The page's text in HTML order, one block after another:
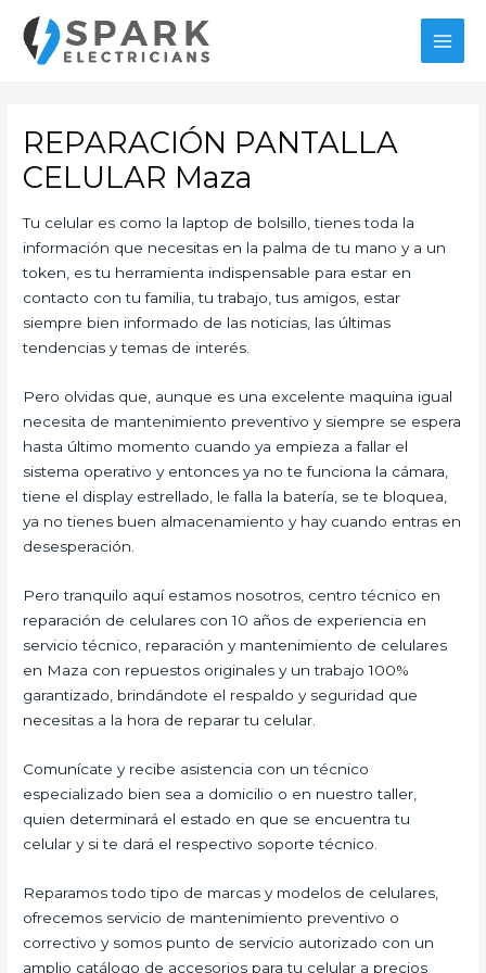
contenido
REPARACIÓN PANTALLA
CELULAR Maza
Tu celular es como la laptop de bolsillo, tienes toda la
información que necesitas en la palma de tu mano y a un
token, es tu herramienta indispensable para estar en
contacto con tu familia, tu trabajo, tus amigos, estar
siempre bien informado de las noticias, las últimas
tendencias y temas de interés.
Pero olvidas que, aunque es una excelente maquina igual
necesita de mantenimiento preventivo y siempre se espera
hasta último momento cuando ya empieza a fallar el
sistema operativo y entonces ya no te funciona la cámara,
tiene el display estrellado, le falla la batería, se te bloquea,
ya no tienes buen almacenamiento y hay cuando entras en
desesperación.
Pero tranquilo aquí estamos nosotros, centro técnico en
reparación de celulares con 10 años de experiencia en
servicio técnico, reparación y mantenimiento de celulares
en Maza con repuestos originales y un trabajo 100%
garantizado, brindándote el respaldo y seguridad que
necesitas a la hora de reparar tu celular.
Comunícate y recibe asistencia con un técnico
especializado bien sea a domicilio o en nuestro taller,
quien determinará el estado en que se encuentra tu
celular y si te dará el respectivo soporte técnico.
Reparamos todo tipo de marcas y modelos de celulares,
ofrecemos servicio de mantenimiento preventivo o
correctivo y somos punto de servicio autorizado con un
amplio catálogo de accesorios para tu celular a precios